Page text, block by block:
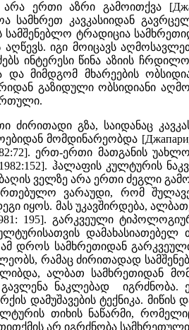
არა ერთი აზრი გამოითქვა
სამხრეთ კავკასიიდან
სამშენებლო ტრადიცია
აღწევს. იგი მოიცავს
ინტერესი წინა აზიის
და მიმდგომ მხარეების
გაზიდული ობსიდიანი
ძირითადი გზა, საიდანაც
მომდინარეობდა
ერთ-ერთი მათგანის
ჰალაფის კულტურის
ველზე არა ერთი ძეგლი
ვარაუდი, რომ
იყოს. მას უკავშირდება,
195]. გარკვეული
დამახასიათებელ
დროს სამხრეთიდან
რამაც ძირითადად
ალბათ სამხრეთიდან
ნაკლებად იგრძნობა.
დამუშავების ტექნიკა.
თიხის ნაწარმი,
არ იგრძნობა